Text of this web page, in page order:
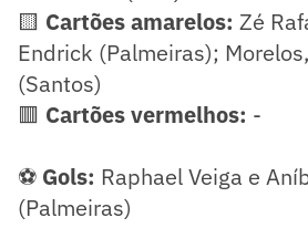
🟨 Cartões amarelos: Zé
Endrick (Palmeiras);
(Santos)
🟥 Cartões vermelhos: -
⚽ Gols: Raphael Veiga e
(Palmeiras)